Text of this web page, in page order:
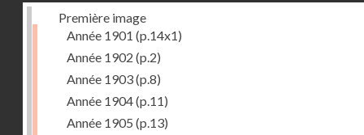
Première image
Année 1901 (p.14x1)
Année 1902 (p.2)
Année 1903(p.8)
Année 1904(p.11)
Année 1905 (p.13)